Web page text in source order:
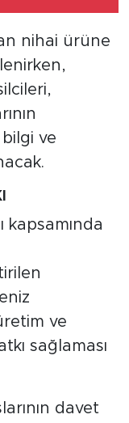
nihai ürüne
ve
kapsamında
ve
sağlaması
davet